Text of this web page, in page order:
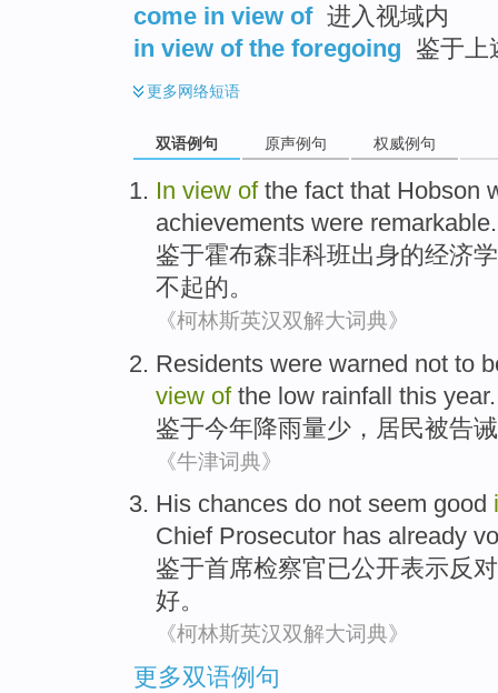
come in view of 进入视域内
in view of the foregoing 鉴于上
更多网络短语
双语例句 原声例句 权威例句
In view ofthe fact that Hobson
achievements were remarkable.
鉴于霍布森非科班出身的经济
不起的。
《柯林斯英汉双解大词典》
Residents were warned not to
view ofthe low rainfall this year.
鉴于今年降雨量少 ， 居民被告诫
《牛津词典》
His chances do not seem good
Chief Prosecutor has already
鉴于首席检察官已公开表示反对
好。
《柯林斯英汉双解大词典》
更多双语例句